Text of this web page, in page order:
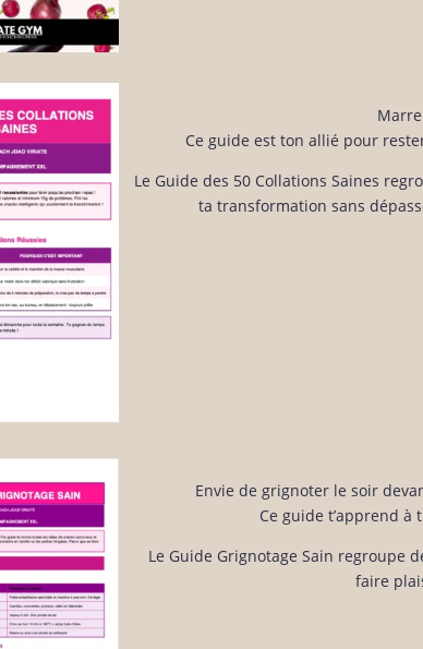
Ce guide est ton allié pour
Le Guide des 50 Collations Saines
ta transformation sans
Envie de grignoter le soir
Ce guide t’apprend
Le Guide Grignotage Sain regroupe
faire